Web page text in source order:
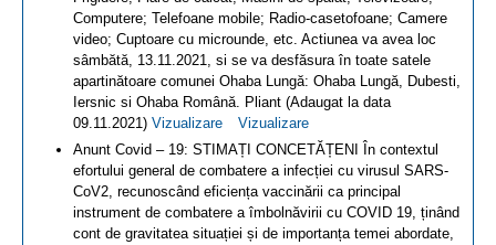
Computere; Telefoane mobile; Radio-casetofoane; Camere
video; Cuptoare cu microunde, etc. Actiunea va avea loc
sâmbătă, 13.11.2021, si se va desfăsura în toate satele
apartinătoare comunei Ohaba Lungă: Ohaba Lungă, Dubesti,
Iersnic si Ohaba Română. Pliant (Adaugat la data
09.11.2021) Vizualizare
Vizualizare
Anunt Covid – 19: STIMAȚI CONCETĂȚENI În contextul
efortului general de combatere a infecției cu virusul SARS-
CoV2, recunoscând eficiența vaccinării ca principal
instrument de combatere a îmbolnăvirii cu COVID 19, ținând
cont de gravitatea situației și de importanța temei abordate,